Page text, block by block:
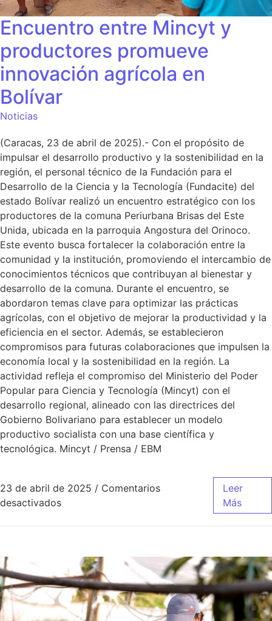
Encuentro entre Mincyt y
productores promueve
innovación agrícola en
Bolívar
Noticias
(Caracas, 23 de abril de 2025).- Con el propósito de
impulsar el desarrollo productivo y la sostenibilidad en la
región, el personal técnico de la Fundación para el
Desarrollo de la Ciencia y la Tecnología (Fundacite) del
estado Bolívar realizó un encuentro estratégico con los
productores de la comuna Periurbana Brisas del Este
Unida, ubicada en la parroquia Angostura del Orinoco.
Este evento busca fortalecer la colaboración entre la
comunidad y la institución, promoviendo el intercambio de
conocimientos técnicos que contribuyan al bienestar y
desarrollo de la comuna. Durante el encuentro, se
abordaron temas clave para optimizar las prácticas
agrícolas, con el objetivo de mejorar la productividad y la
eficiencia en el sector. Además, se establecieron
compromisos para futuras colaboraciones que impulsen la
economía local y la sostenibilidad en la región. La
actividad refleja el compromiso del Ministerio del Poder
Popular para Ciencia y Tecnología (Mincyt) con el
desarrollo regional, alineado con las directrices del
Gobierno Bolivariano para establecer un modelo
productivo socialista con una base científica y
tecnológica. Mincyt / Prensa / EBM
23 de abril de 2025 / Comentarios
desactivados
Leer
Más